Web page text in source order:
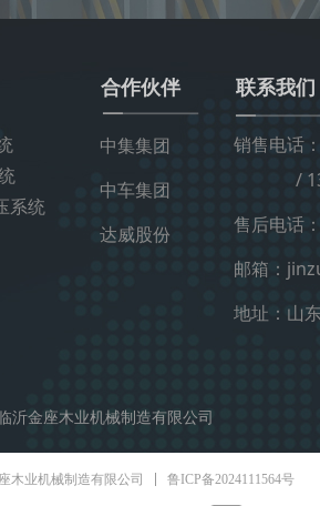
沂金座木业机械制造有限公司
系统
合作伙伴
中集集团
中车集团
达威股份
联系我们
销售电
/ 135-
售后电话
邮箱：
地址：山
木业机械制造有限公司 鲁ICP备2024111564号